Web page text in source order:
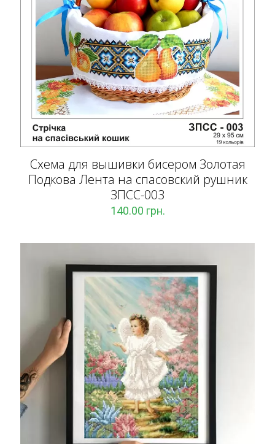
Схема для вышивки бисером Золотая
Подкова Лента на спасовский рушник
ЗПCC-003
140.00 грн.